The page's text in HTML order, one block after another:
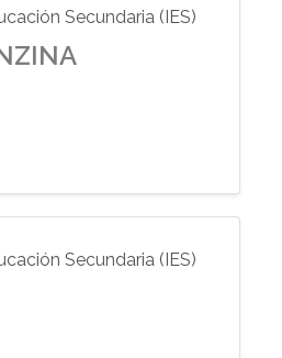
Secundaria (IES)
Secundaria (IES)